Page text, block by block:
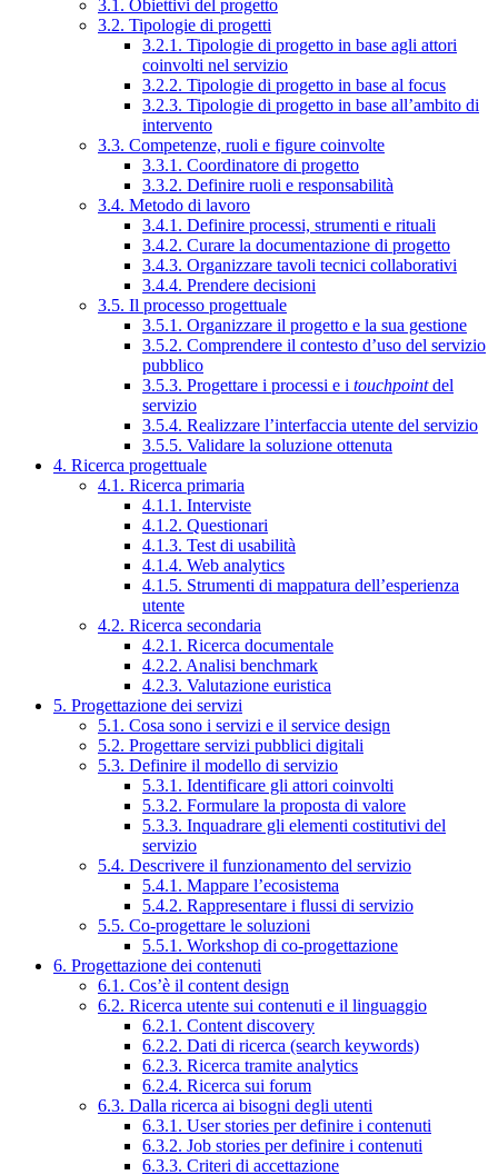
3.1. Obiettivi del progetto
3.2. Tipologie di progetti
3.2.1. Tipologie di progetto in base agli attori
coinvolti nel servizio
3.2.2. Tipologie di progetto in base al focus
3.2.3. Tipologie di progetto in base all’ambito di
intervento
3.3. Competenze, ruoli e figure coinvolte
3.3.1. Coordinatore di progetto
3.3.2. Definire ruoli e responsabilità
3.4. Metodo di lavoro
3.4.1. Definire processi, strumenti e rituali
3.4.2. Curare la documentazione di progetto
3.4.3. Organizzare tavoli tecnici collaborativi
3.4.4. Prendere decisioni
3.5. Il processo progettuale
3.5.1. Organizzare il progetto e la sua gestione
3.5.2. Comprendere il contesto d’uso del servizio
pubblico
3.5.3. Progettare i processi e i touchpointdel
servizio
3.5.4. Realizzare l’interfaccia utente del servizio
3.5.5. Validare la soluzione ottenuta
4. Ricerca progettuale
4.1. Ricerca primaria
4.1.1. Interviste
4.1.2. Questionari
4.1.3. Test di usabilità
4.1.4. Web analytics
4.1.5. Strumenti di mappatura dell’esperienza
utente
4.2. Ricerca secondaria
4.2.1. Ricerca documentale
4.2.2. Analisi benchmark
4.2.3. Valutazione euristica
5. Progettazione dei servizi
5.1. Cosa sono i servizi e il service design
5.2. Progettare servizi pubblici digitali
5.3. Definire il modello di servizio
5.3.1. Identificare gli attori coinvolti
5.3.2. Formulare la proposta di valore
5.3.3. Inquadrare gli elementi costitutivi del
servizio
5.4. Descrivere il funzionamento del servizio
5.4.1. Mappare l’ecosistema
5.4.2. Rappresentare i flussi di servizio
5.5. Co-progettare le soluzioni
5.5.1. Workshop di co-progettazione
6. Progettazione dei contenuti
6.1. Cos’è il content design
6.2. Ricerca utente sui contenuti e il linguaggio
6.2.1. Content discovery
6.2.2. Dati di ricerca (search keywords)
6.2.3. Ricerca tramite analytics
6.2.4. Ricerca sui forum
6.3. Dalla ricerca ai bisogni degli utenti
6.3.1. User stories per definire i contenuti
6.3.2. Job stories per definire i contenuti
6.3.3. Criteri di accettazione